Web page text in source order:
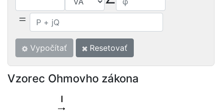
=
Vypočítať Resetovať
Vzorec Ohmovho zákona